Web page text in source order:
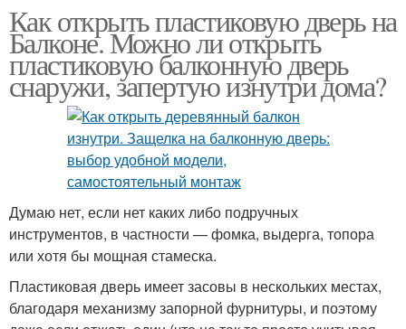
Как открыть пластиковую дверь на
Балконе. Можно ли открыть
пластиковую балконную дверь
снаружи, запертую изнутри дома?
Думаю нет, если нет каких либо подручных
инструментов, в частности — фомка, выдерга, топора
или хотя бы мощная стамеска.
Пластиковая дверь имеет засовы в нескольких местах,
благодаря механизму запорной фурнитуры, и поэтому